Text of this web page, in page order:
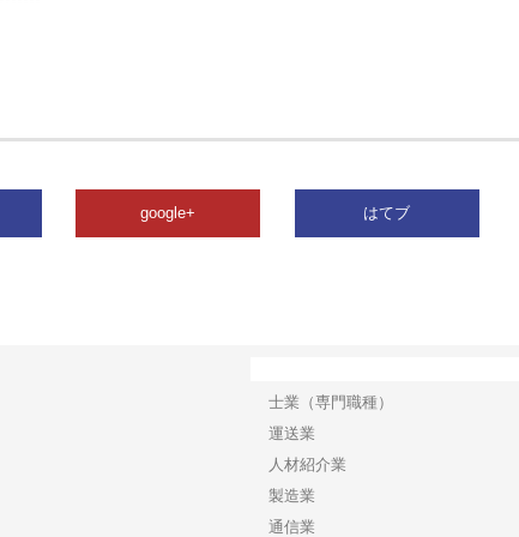
google+ はてブ
士業（専門職種）
運送業
人材紹介業
製造業
通信業